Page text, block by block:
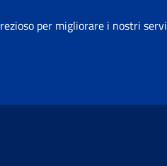
per migliorare i nostri